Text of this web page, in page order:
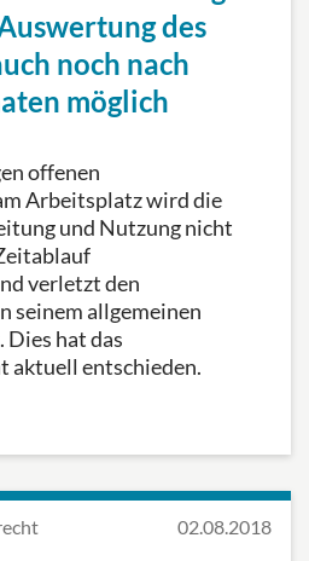
des
noch nach
möglich
offenen
Arbeitsplatz wird die
und Nutzung nicht
verletzt den
seinem allgemeinen
hat das
aktuell entschieden.
02.08.2018